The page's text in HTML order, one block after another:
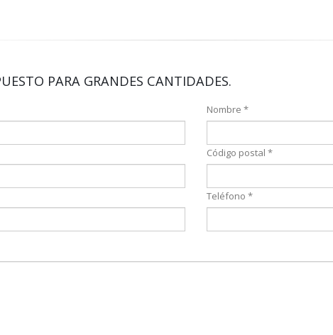
PARA GRANDES CANTIDADES.
Nombre *
Código postal *
Teléfono *